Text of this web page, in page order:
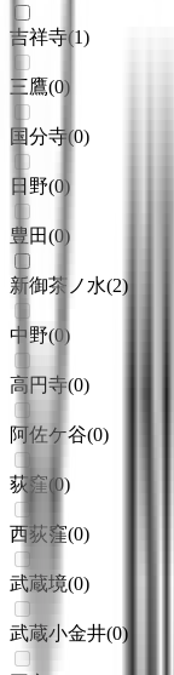
吉祥寺(1)
三鷹(0)
国分寺(0)
日野(0)
豊田(0)
新御茶ノ水(2)
中野(0)
高円寺(0)
阿佐ケ谷(0)
荻窪(0)
西荻窪(0)
武蔵境(0)
武蔵小金井(0)